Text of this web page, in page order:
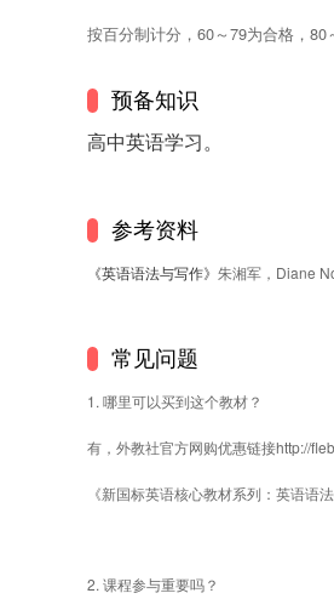
按百分制计分，60～79为合格，80
预备知识
高中英语学习。
参考资料
《英语语法与写作》 朱湘军，Diane
常见问题
1. 哪里可以买到这个教材？
有，外教社官方网购优惠链接http://
《新国标英语核心教材系列：英语语
2. 课程参与重要吗？